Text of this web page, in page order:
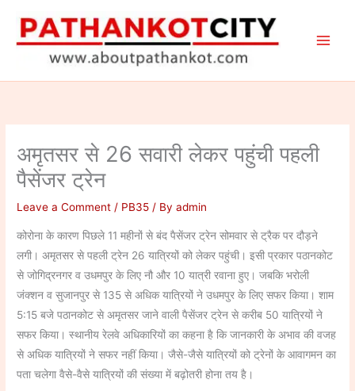
content
अमृतसर से 26 सवारी लेकर पहुंची पहली
पैसेंजर ट्रेन
Leave a Comment / PB35 / Byadmin
कोरोना के कारण पिछले 11 महीनों से बंद पैसेंजर ट्रेन सोमवार से ट्रैक पर दौड़ने
लगी। अमृतसर से पहली ट्रेन 26 यात्रियों को लेकर पहुंची। इसी प्रकार पठानकोट
से जोगिद्रनगर व उधमपुर के लिए नौ और 10 यात्री रवाना हुए। जबकि भरोली
जंक्शन व सुजानपुर से 135 से अधिक यात्रियों ने उधमपुर के लिए सफर किया। शाम
5:15 बजे पठानकोट से अमृतसर जाने वाली पैसेंजर ट्रेन से करीब 50 यात्रियों ने
सफर किया। स्थानीय रेलवे अधिकारियों का कहना है कि जानकारी के अभाव की वजह
से अधिक यात्रियों ने सफर नहीं किया। जैसे-जैसे यात्रियों को ट्रेनों के आवागमन का
पता चलेगा वैसे-वैसे यात्रियों की संख्या में बढ़ोतरी होना तय है।